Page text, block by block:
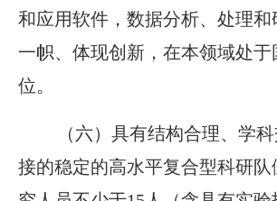
和应用软件，数据分析、处理
一帜、体现创新，在本领域处
位。
（六）具有结构合理、学
接的稳定的高水平复合型科研